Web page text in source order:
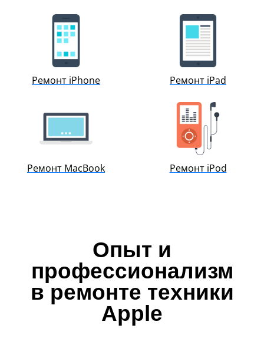
iPhone 6s Plus
iPhone SE
iPhone 7
iPhone 7 Plus
iPhone 8
Замена стекла iPhone
Ремонт iPhone Ремонт iPad
Ремонт MacBook Ремонт iPod
Опыт и
профессионализм
в ремонте техники
Apple